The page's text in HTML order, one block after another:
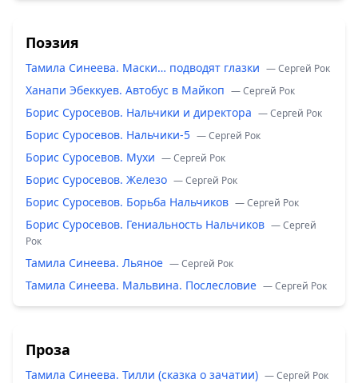
Поэзия
Тамила Синеева. Маски… подводят глазки — Сергей Рок
Ханапи Эбеккуев. Автобус в Майкоп — Сергей Рок
Борис Суросевов. Нальчики и директора — Сергей Рок
Борис Суросевов. Нальчики-5 — Сергей Рок
Борис Суросевов. Мухи — Сергей Рок
Борис Суросевов. Железо — Сергей Рок
Борис Суросевов. Борьба Нальчиков — Сергей Рок
Борис Суросевов. Гениальность Нальчиков — Сергей
Рок
Тамила Синеева. Льяное — Сергей Рок
Тамила Синеева. Мальвина. Послесловие — Сергей Рок
Проза
Тамила Синеева. Тилли (сказка о зачатии) — Сергей Рок